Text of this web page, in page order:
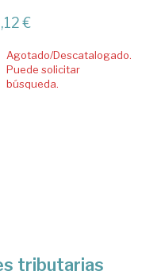
€
Agotado/Descatalogado.
Puede solicitar
búsqueda.
tributarias